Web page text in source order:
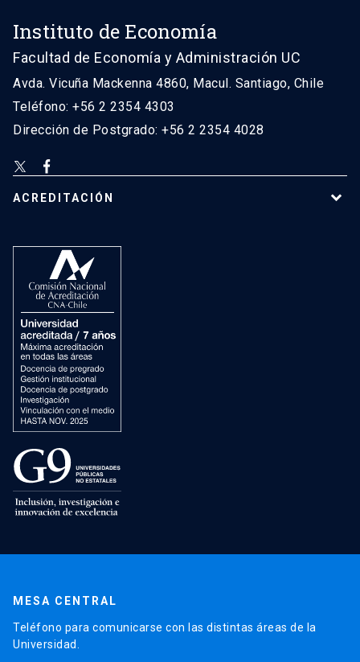
Instituto de Economía
Facultad de Economía y Administración UC
Avda. Vicuña Mackenna 4860, Macul. Santiago, Chile
Teléfono: +56 2 2354 4303
Dirección de Postgrado: +56 2 2354 4028
ACREDITACIÓN
MESA CENTRAL
Teléfono para comunicarse con las distintas áreas de la
Universidad.